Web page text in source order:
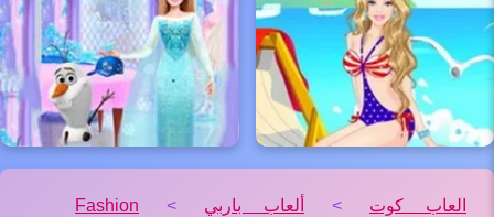
العاب كوت > ألعاب باربي >
Fashion